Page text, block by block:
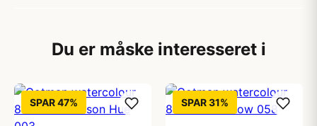
Du er måske interesseret i
SPAR 47% SPAR 31%